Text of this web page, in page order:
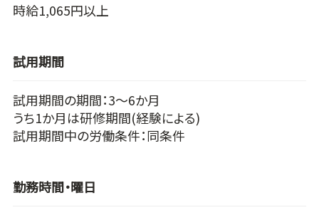
時給1,065円以上
試用期間
試用期間の期間：3～6か月
うち1か月は研修期間(経験による)
試用期間中の労働条件：同条件
勤務時間・曜日